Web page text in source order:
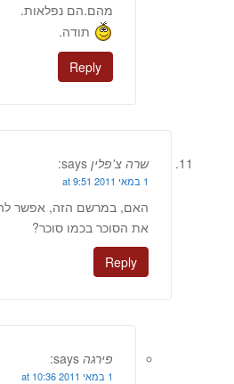
מהם.הם נפלאות.
תודה.
Reply
שרה צ'פלין says:
1 במאי 2011 at 9:51
האם, במרשם הזה, אפשר
את הסוכר בכמו סוכר?
Reply
פירגה says:
1 במאי 2011 at 10:36